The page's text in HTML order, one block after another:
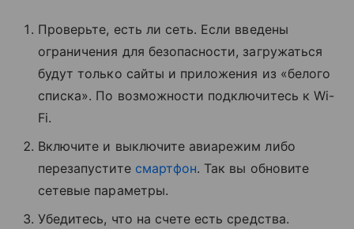
Проверьте, есть ли сеть. Если введены
ограничения для безопасности, загружаться
будут только сайты и приложения из «белого
списка». По возможности подключитесь к Wi-
Fi.
Включите и выключите авиарежим либо
перезапустите смартфон. Так вы обновите
сетевые параметры.
Убедитесь, что на счете есть средства.